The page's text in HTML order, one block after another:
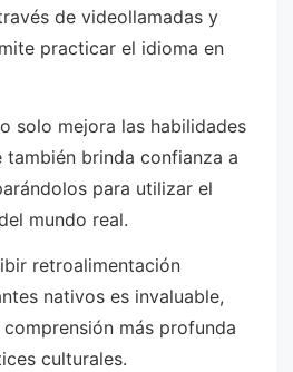
de videollamadas y
practicar el idioma en
solo mejora las habilidades
también brinda confianza a
para utilizar el
mundo real.
retroalimentación
nativos es invaluable,
más profunda
culturales.